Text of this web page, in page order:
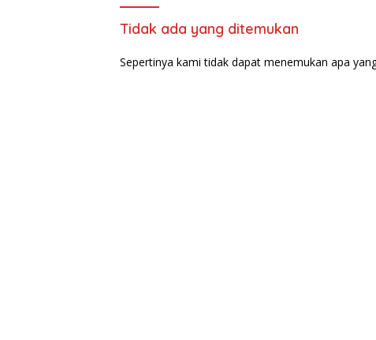
Tidak ada yang ditemukan
Sepertinya kami tidak dapat menemukan apa